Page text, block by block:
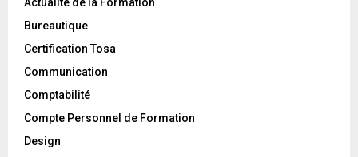
Actualité de la Formation
Bureautique
Certification Tosa
Communication
Comptabilité
Compte Personnel de Formation
Design